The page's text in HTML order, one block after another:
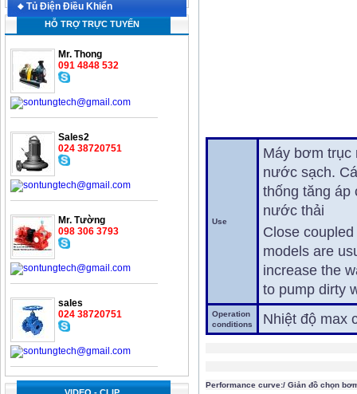
Tủ Điện Điều Khiển
HỖ TRỢ TRỰC TUYẾN
Mr. Thong
091 4848 532
Sales2
024 38720751
Mr. Tường
098 306 3793
sales
024 38720751
Use
Máy bơm trục
nước sạch.
thống tăng áp
nước thải
Close
models are
increase the
to pump dirty
Operation
conditions
Nhiệt độ max
Performance curve:/ Giản đồ chọn